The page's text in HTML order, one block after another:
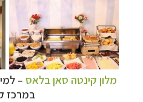
מלון קינטה סאן בלאס –
במרכז